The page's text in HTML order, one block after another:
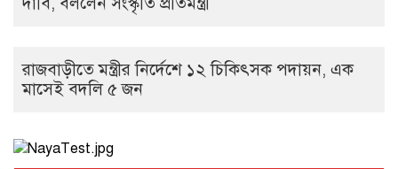
রাজবাড়ীতে মন্ত্রীর নির্দেশে ১২ চিকিৎসক পদায়ন, এক
মাসেই বদলি ৫ জন